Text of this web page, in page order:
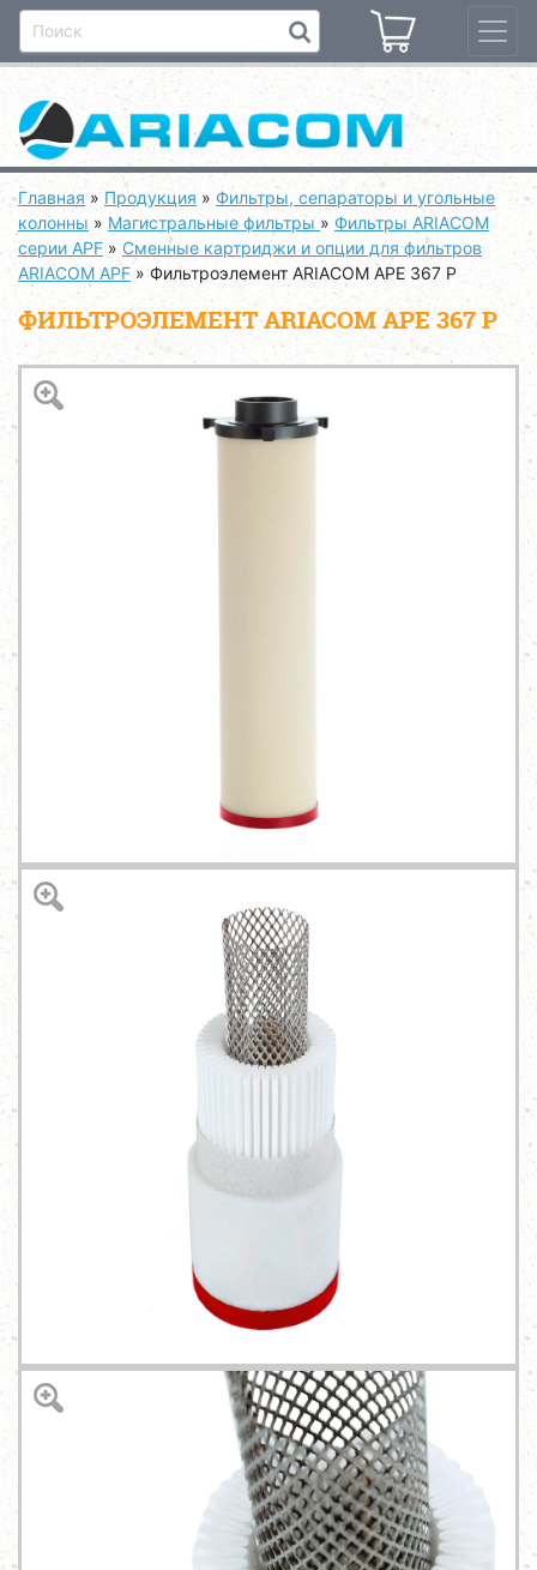
Главная » Продукция » Фильтры, сепараторы и угольные
колонны » Магистральные фильтры » Фильтры ARIACOM
серии APF » Сменные картриджи и опции для фильтров
ARIACOM APF » Фильтроэлемент ARIACOM APE 367 P
ФИЛЬТРОЭЛЕМЕНТ ARIACOM APE 367 P